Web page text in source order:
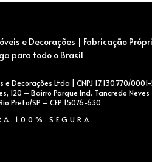
e Decorações | Fabricação
para todo o Brasil
Decorações Ltda | CNPJ 17.130.770/0001-
120 – Bairro Parque Ind. Tancredo
Preto/SP – CEP 15076-630
100% SEGURA